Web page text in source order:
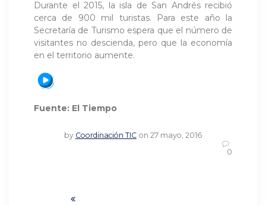
Durante el 2015, la isla de San Andrés recibió
cerca de 900 mil turistas. Para este año la
Secretaría de Turismo espera que el número de
visitantes no descienda, pero que la economía
en el territorio aumente.
Fuente: El Tiempo
by Coordinación TIC on 27 mayo, 2016
0
Navegación